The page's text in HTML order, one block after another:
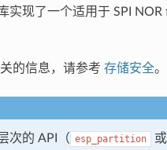
实现了一个适用于 SPI NOR
的信息，请参考 存储安全。
次的 API（ esp_partition